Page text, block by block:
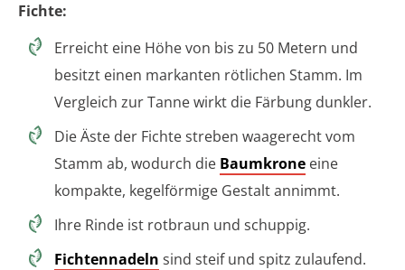
Fichte:
Erreicht eine Höhe von bis zu 50 Metern und
besitzt einen markanten rötlichen Stamm. Im
Vergleich zur Tanne wirkt die Färbung dunkler.
Die Äste der Fichte streben waagerecht vom
Stamm ab, wodurch die Baumkrone eine
kompakte, kegelförmige Gestalt annimmt.
Ihre Rinde ist rotbraun und schuppig.
Fichtennadeln sind steif und spitz zulaufend.